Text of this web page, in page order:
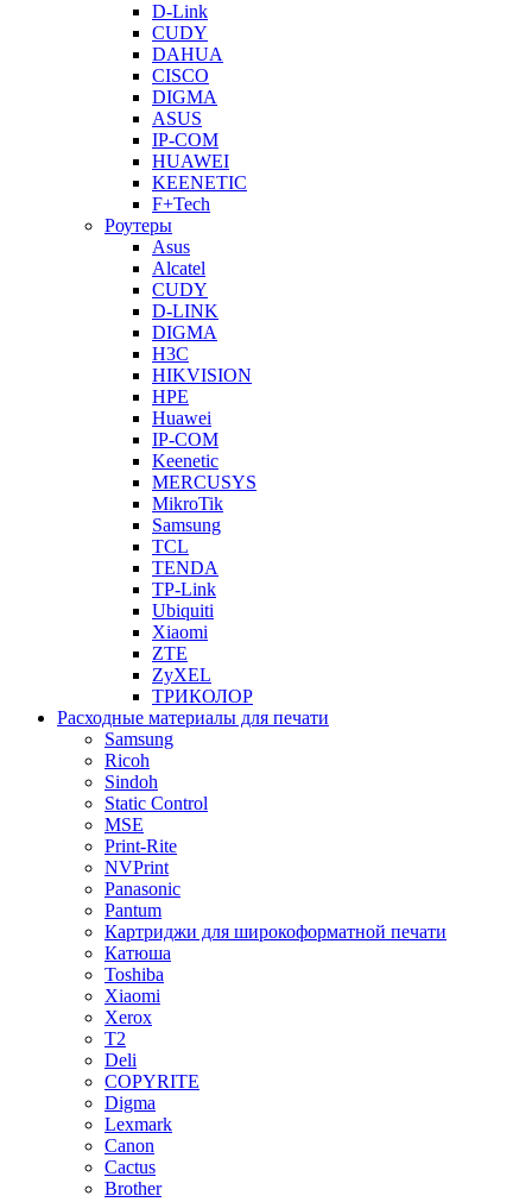
D-Link
CUDY
DAHUA
CISCO
DIGMA
ASUS
IP-COM
HUAWEI
KEENETIC
F+Tech
Роутеры
Asus
Alcatel
CUDY
D-LINK
DIGMA
H3C
HIKVISION
HPE
Huawei
IP-COM
Keenetic
MERCUSYS
MikroTik
Samsung
TCL
TENDA
TP-Link
Ubiquiti
Xiaomi
ZTE
ZyXEL
ТРИКОЛОР
Расходные материалы для печати
Samsung
Ricoh
Sindoh
Static Control
MSE
Print-Rite
NVPrint
Panasonic
Pantum
Картриджи для широкоформатной печати
Катюша
Toshiba
Xiaomi
Xerox
T2
Deli
COPYRITE
Digma
Lexmark
Canon
Cactus
Brother